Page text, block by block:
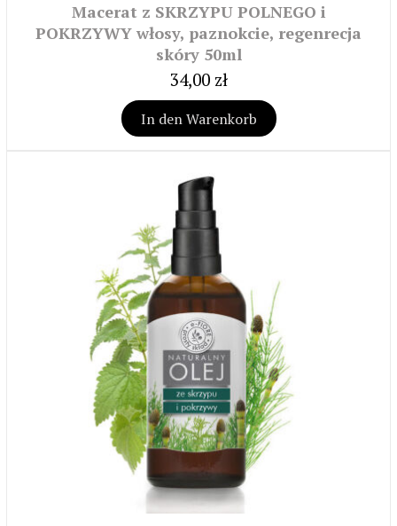
Macerat z SKRZYPU POLNEGO i
POKRZYWY włosy, paznokcie, regenrecja
skóry 50ml
34,00 zł
In den Warenkorb